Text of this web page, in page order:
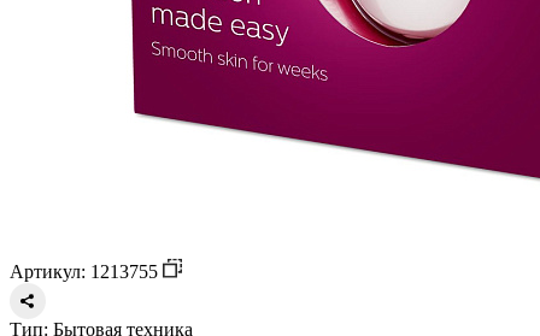
Артикул: 1213755
Тип: Бытовая техника